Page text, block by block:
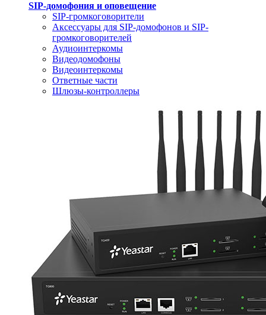
SIP-домофония и оповещение
SIP-громкоговорители
Аксессуары для SIP-домофонов и SIP-
громкоговорителей
Аудиоинтеркомы
Видеодомофоны
Видеоинтеркомы
Ответные части
Шлюзы-контроллеры